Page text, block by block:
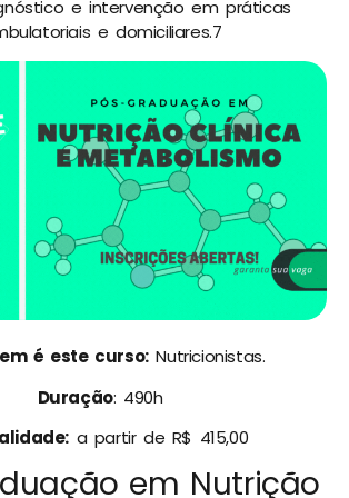
e intervenção em práticas
e domiciliares.7
é este curso: Nutricionistas.
Duração: 490h
a partir de R$ 415,00
em Nutrição